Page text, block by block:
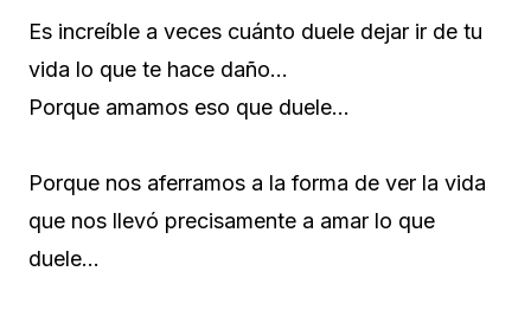
Es increíble a veces cuánto duele dejar ir de tu
vida lo que te hace daño…
Porque amamos eso que duele…
Porque nos aferramos a la forma de ver la vida
que nos llevó precisamente a amar lo que
duele…